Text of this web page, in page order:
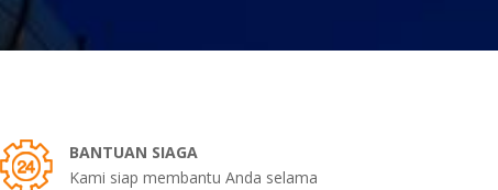
BANTUAN SIAGA
Kami siap membantu Anda selama